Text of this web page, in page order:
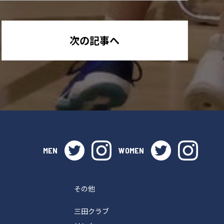
次の記事へ
MEN twitter instagram
WOMEN twitter
その他
三田クラブ